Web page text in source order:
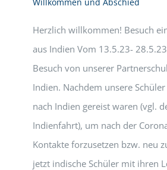
Herzlich willkommen! Besuch
aus Indien Vom 13.5.23-
Besuch von unserer
Indien. Nachdem unsere
nach Indien gereist waren (vgl.
Indienfahrt), um nach der
Kontakte forzusetzen bzw. neu
jetzt indische Schüler mit ihren